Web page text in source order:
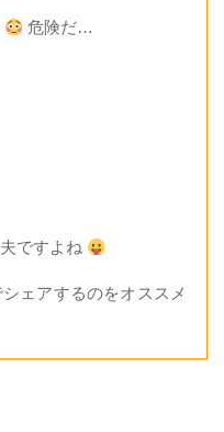
危険だ…
ですよね
ェアするのをオススメ